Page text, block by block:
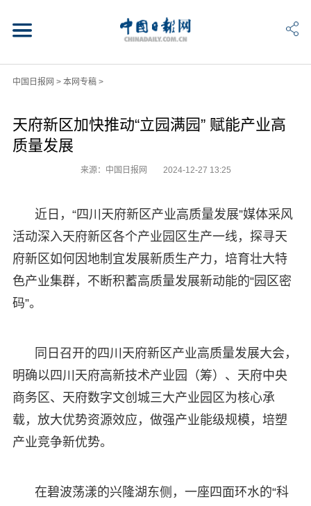
中国日报网 > 本网专稿>
天府新区加快推动“立园满园” 赋能产业高
质量发展
来源：中国日报网 2024-12-27 13:25
近日，“四川天府新区产业高质量发展”媒体采风
活动深入天府新区各个产业园区生产一线，探寻天
府新区如何因地制宜发展新质生产力，培育壮大特
色产业集群，不断积蓄高质量发展新动能的“园区密
码”。
同日召开的四川天府新区产业高质量发展大会，
明确以四川天府高新技术产业园（筹）、天府中央
商务区、天府数字文创城三大产业园区为核心承
载，放大优势资源效应，做强产业能级规模，培塑
产业竞争新优势。
在碧波荡漾的兴隆湖东侧，一座四面环水的“科